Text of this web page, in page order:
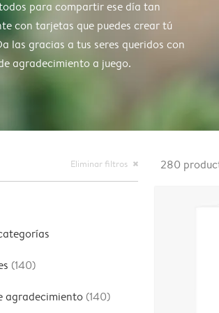
para compartir ese día tan
con tarjetas que puedes crear tú
las gracias a tus seres queridos con
agradecimiento a juego.
Eliminar filtros close
(140)
agradecimiento (140)
280